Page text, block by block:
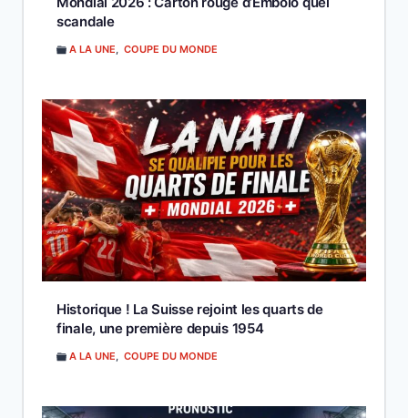
scandale
A LA UNE, COUPE DU MONDE
Historique ! La Suisse rejoint les quarts de
finale, une première depuis 1954
A LA UNE, COUPE DU MONDE